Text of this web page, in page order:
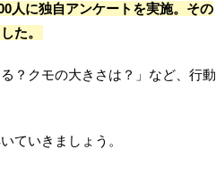
人に独自アンケートを実施。その
た。
？クモの大きさは？」など、行動
ていきましょう。